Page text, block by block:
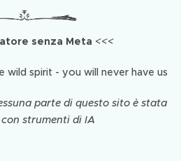
senza Meta <<<
wild spirit - you will never have us
parte di questo sito è stata
strumenti di IA